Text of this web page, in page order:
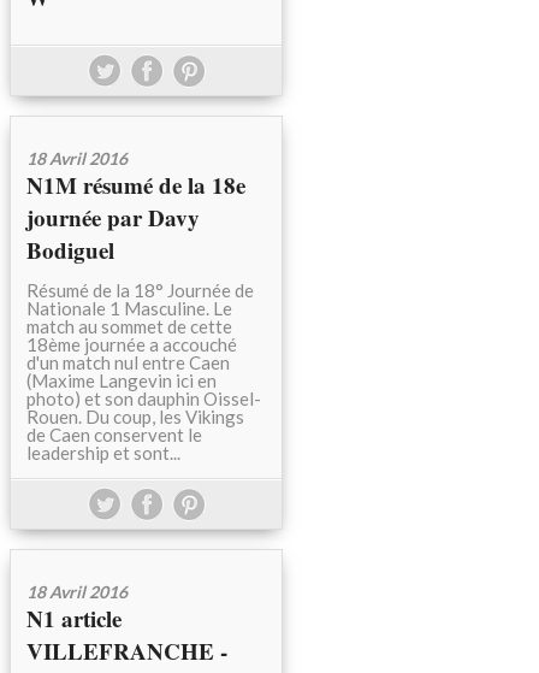
18 Avril 2016
N1M résumé de la 18e
journée par Davy
Bodiguel
Résumé de la 18° Journée de
Nationale 1 Masculine. Le
match au sommet de cette
18ème journée a accouché
d'un match nul entre Caen
(Maxime Langevin ici en
photo) et son dauphin Oissel-
Rouen. Du coup, les Vikings
de Caen conservent le
leadership et sont...
18 Avril 2016
N1 article
VILLEFRANCHE -